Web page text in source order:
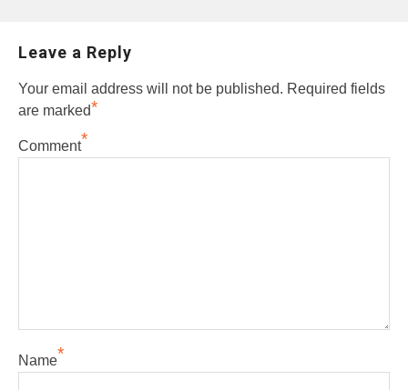
Leave a Reply
Your email address will not be published. Required fields
are marked*
Comment*
Name*